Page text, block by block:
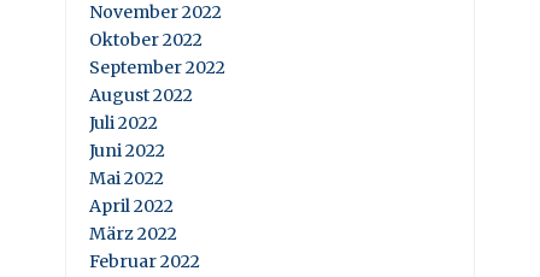
November 2022
Oktober 2022
September 2022
August 2022
Juli 2022
Juni 2022
Mai 2022
April 2022
März 2022
Februar 2022